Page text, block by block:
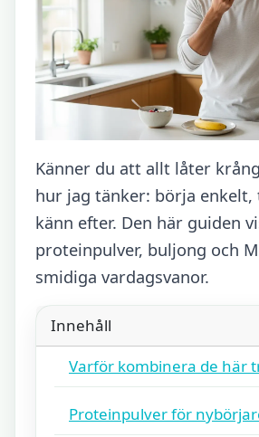
Känner du att allt låter
hur jag tänker: börja enkelt,
känn efter. Den här guiden
proteinpulver, buljong och
smidiga vardagsvanor.
Innehåll
Varför kombinera de här
Proteinpulver för